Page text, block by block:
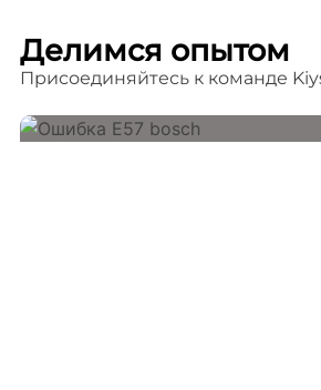
Делимся опытом
Присоединяйтесь к команде